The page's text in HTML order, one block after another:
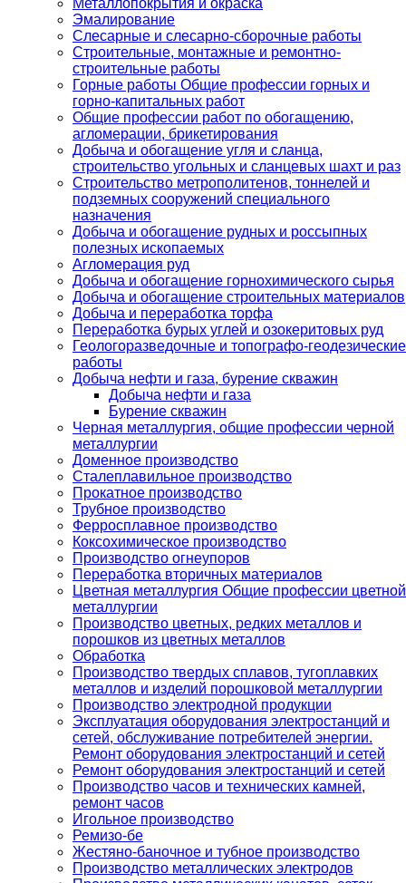
Металлопокрытия и окраска
Эмалирование
Слесарные и слесарно-сборочные работы
Строительные, монтажные и ремонтно-
строительные работы
Горные работы Общие профессии горных и
горно-капитальных работ
Общие профессии работ по обогащению,
агломерации, брикетирования
Добыча и обогащение угля и сланца,
строительство угольных и сланцевых шахт и раз
Строительство метрополитенов, тоннелей и
подземных сооружений специального
назначения
Добыча и обогащение рудных и россыпных
полезных ископаемых
Агломерация руд
Добыча и обогащение горнохимического сырья
Добыча и обогащение строительных материалов
Добыча и переработка торфа
Переработка бурых углей и озокеритовых руд
Геологоразведочные и топографо-геодезические
работы
Добыча нефти и газа, бурение скважин
Добыча нефти и газа
Бурение скважин
Черная металлургия, общие профессии черной
металлургии
Доменное производство
Сталеплавильное производство
Прокатное производство
Трубное производство
Ферросплавное производство
Коксохимическое производство
Производство огнеупоров
Переработка вторичных материалов
Цветная металлургия Общие профессии цветной
металлургии
Производство цветных, редких металлов и
порошков из цветных металлов
Обработка
Производство твердых сплавов, тугоплавких
металлов и изделий порошковой металлургии
Производство электродной продукции
Эксплуатация оборудования электростанций и
сетей, обслуживание потребителей энергии.
Ремонт оборудования электростанций и сетей
Ремонт оборудования электростанций и сетей
Производство часов и технических камней,
ремонт часов
Игольное производство
Ремизо-бе
Жестяно-баночное и тубное производство
Производство металлических электродов